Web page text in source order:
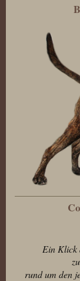
Ein Klick
rund um den